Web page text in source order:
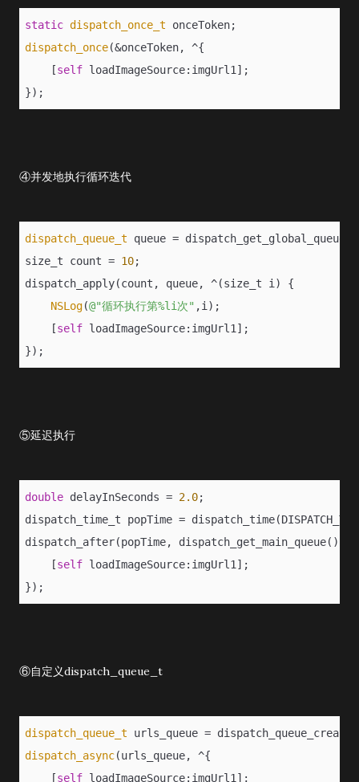
static dispatch_once_t onceToken;
dispatch_once(&onceToken, ^{
    [
self loadImageSource:imgUrl1];
});
④并发地执行循环迭代
dispatch_queue_t queue =
size_t count = 10;
dispatch_apply(count, queue, ^(size_t i) {
NSLog(@"循环执行第%li次" ,i);
    [
self loadImageSource:imgUrl1];
});
⑤延迟执行
double delayInSeconds = 2.0;
dispatch_time_t popTime =
dispatch_after(popTime, dispatch_get_main_queue(),
    [
self loadImageSource:imgUrl1];
});
⑥自定义dispatch_queue_t
dispatch_queue_t urls_queue = dispatch_queue_create(
dispatch_async(urls_queue, ^{
    [
self loadImageSource:imgUrl1];